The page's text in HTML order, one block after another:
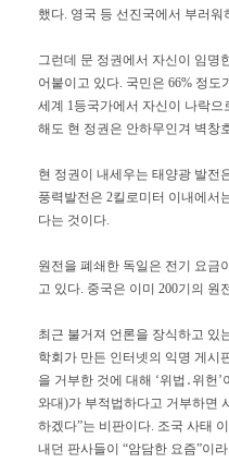
했다. 영국 등 선진국에서 부러
그런데 문 정권에서 자신이 임명
어붙이고 있다. 국민은 66% 정
세계 1등국가에서 자신이 나락
해도 현 정권은 안하무인겨 벽창
현 정권이 내세우는 태양광 발전
풍력발전은 2킬로미터 이내에서
다는 것이다.
원전을 폐쇄한 독일은 전기 요금
고 있다. 중국은 이미 200기의 원
최근 불거져 언론을 장식하고 있
학회가 만든 인터넷의 익명 게시
을 거부한 것에 대해 ‘위법․위헌
와대)가 부적법하다고 거부하면
하겠다”는 비판이다. 조국 사태
내던 판사들이 “암담한 요즘”이